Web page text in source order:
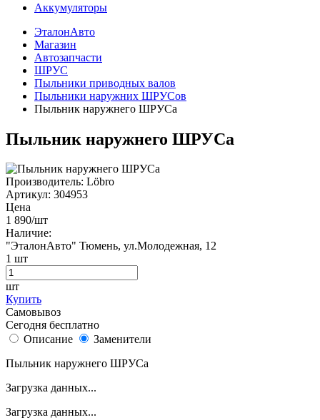
Аккумуляторы
ЭталонАвто
Магазин
Автозапчасти
ШРУС
Пыльники приводных валов
Пыльники наружних ШРУСов
Пыльник наружнего ШРУСа
Пыльник наружнего ШРУСа
Производитель: Löbro
Артикул: 304953
Цена
1 890/шт
Наличие:
"ЭталонАвто" Тюмень, ул.Молодежная, 12
1 шт
шт
Купить
Самовывоз
Сегодня бесплатно
Описание
Заменители
Пыльник наружнего ШРУСа
Загрузка данных...
Загрузка данных...